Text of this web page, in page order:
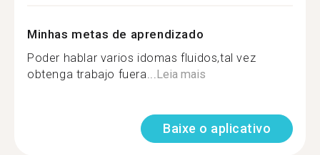
Minhas metas de aprendizado
Poder hablar varios idomas fluidos,tal vez
obtenga trabajo fuera... Leia mais
Baixe o aplicativo